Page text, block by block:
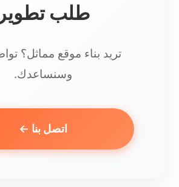
طلب تطوير
تريد بناء موقع مماثل؟
وسنساعدك.
اتصل بنا ←